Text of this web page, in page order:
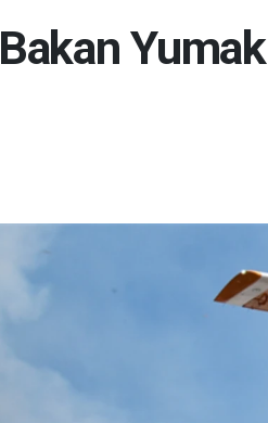
Bakan